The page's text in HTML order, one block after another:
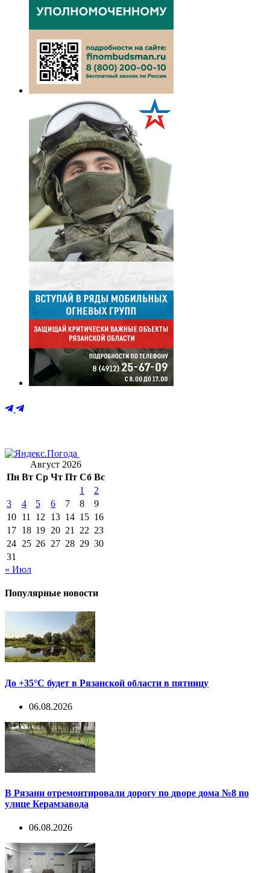
Август 2026
Пн Вт Ср Чт Пт Сб Вс
1
2
3
4 5 6 7 8
9
10 11 12 13 14 15 16
17 18 19 20 21 22 23
24 25 26 27 28 29 30
31
« Июл
Популярные новости
До +35°С будет в Рязанской области в пятницу
06.08.2026
В Рязани отремонтировали дорогу по дворе дома №8 по
улице Керамзавода
06.08.2026